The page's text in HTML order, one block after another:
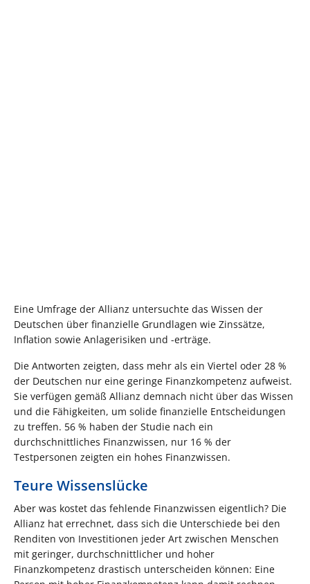
Eine Umfrage der Allianz untersuchte das Wissen der
Deutschen über finanzielle Grundlagen wie Zinssätze,
Inflation sowie Anlagerisiken und -erträge.
Die Antworten zeigten, dass mehr als ein Viertel oder 28 %
der Deutschen nur eine geringe Finanzkompetenz aufweist.
Sie verfügen gemäß Allianz demnach nicht über das Wissen
und die Fähigkeiten, um solide finanzielle Entscheidungen
zu treffen. 56 % haben der Studie nach ein
durchschnittliches Finanzwissen, nur 16 % der
Testpersonen zeigten ein hohes Finanzwissen.
Teure Wissenslücke
Aber was kostet das fehlende Finanzwissen eigentlich? Die
Allianz hat errechnet, dass sich die Unterschiede bei den
Renditen von Investitionen jeder Art zwischen Menschen
mit geringer, durchschnittlicher und hoher
Finanzkompetenz drastisch unterscheiden können: Eine